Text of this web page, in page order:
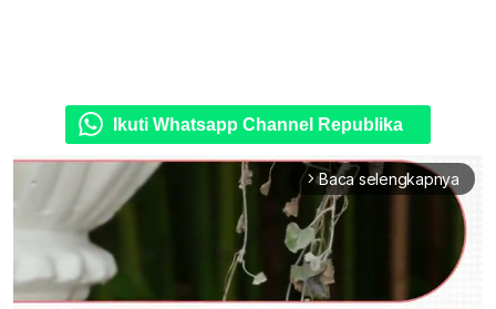
Ikuti Whatsapp Channel Republika
arrow_forward_ios Baca selengkapnya